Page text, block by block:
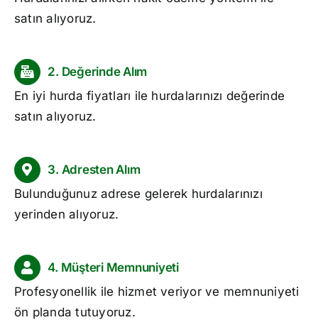
satın alıyoruz.
2. Değerinde Alım
En iyi hurda fiyatları ile hurdalarınızı değerinde
satın alıyoruz.
3. Adresten Alım
Bulunduğunuz adrese gelerek hurdalarınızı
yerinden alıyoruz.
4. Müşteri Memnuniyeti
Profesyonellik ile hizmet veriyor ve memnuniyeti
ön planda tutuyoruz.